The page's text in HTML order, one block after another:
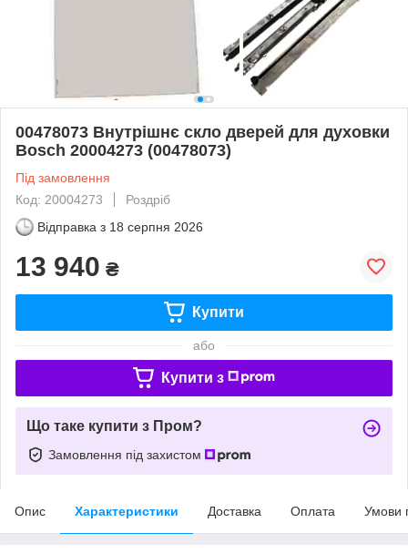
00478073 Внутрішнє скло дверей для духовки
Bosch 20004273 (00478073)
Під замовлення
Код: 20004273
Роздріб
Відправка з 18 серпня 2026
13 940 ₴
Купити
або
Купити з
Що таке купити з Пром?
Замовлення під захистом
Опис Характеристики Доставка Оплата Умови